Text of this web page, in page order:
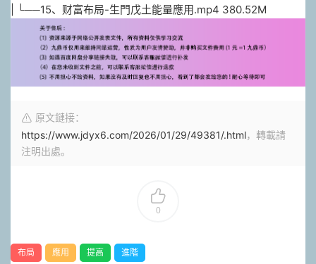
| └──15、财富布局-生門戊土能量應用.mp4 380.52M
原文鏈接：
https://www.jdyx6.com/2026/01/29/49381/.html，轉載請
注明出處。
0
布局 應用 提高 進階